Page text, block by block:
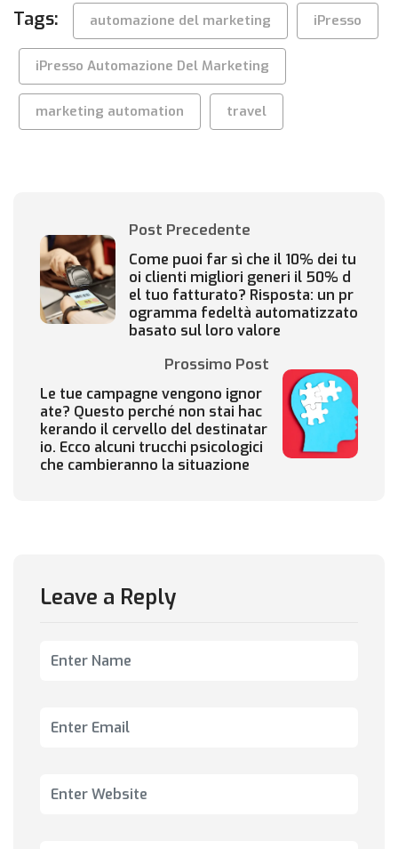
Tags: automazione del marketing iPresso
iPresso Automazione Del Marketing
marketing automation travel
Post Precedente
Come puoi far sì che il 10% dei tu
oi clienti migliori generi il 50% d
el tuo fatturato? Risposta: un pr
ogramma fedeltà automatizzato
basato sul loro valore
Prossimo Post
Le tue campagne vengono ignor
ate? Questo perché non stai hac
kerando il cervello del destinatar
io. Ecco alcuni trucchi psicologici
che cambieranno la situazione
Leave a Reply